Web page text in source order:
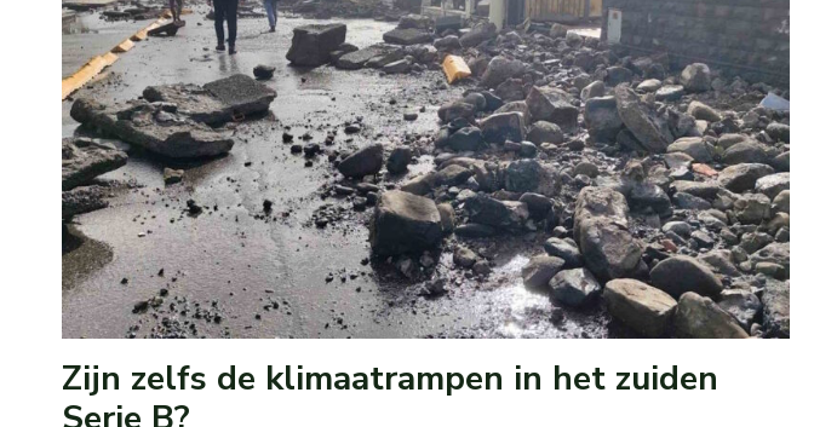
Zijn zelfs de klimaatrampen in het zuiden